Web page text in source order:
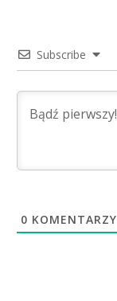
Subscribe
0 KOMENTARZY